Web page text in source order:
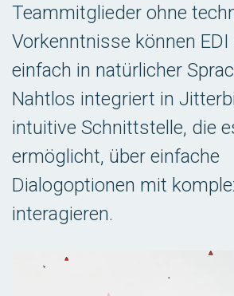
Teammitglieder ohne
Vorkenntnisse können
einfach in natürlicher
Nahtlos integriert in
intuitive Schnittstelle, die
ermöglicht, über einfache
Dialogoptionen mit
interagieren.